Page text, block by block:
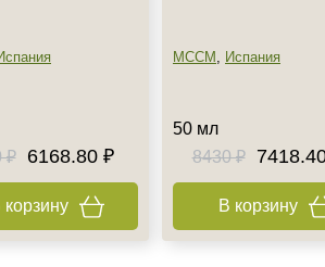
₽
6168.80 ₽
корзину
MCCM , Испания
50 мл
8430 ₽
В корзину